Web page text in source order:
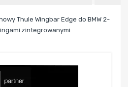
Thule Wingbar Edge do BMW 2-
zintegrowanymi